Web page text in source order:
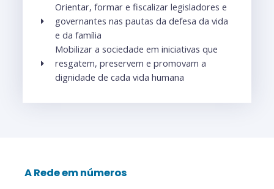
Orientar, formar e fiscalizar legisladores e
governantes nas pautas da defesa da vida
e da família​
Mobilizar a sociedade em iniciativas que
resgatem, preservem e promovam a
dignidade de cada vida humana
A Rede em números